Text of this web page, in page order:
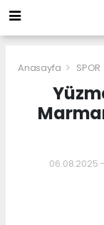
Anasayfa SPOR
06.08.2025